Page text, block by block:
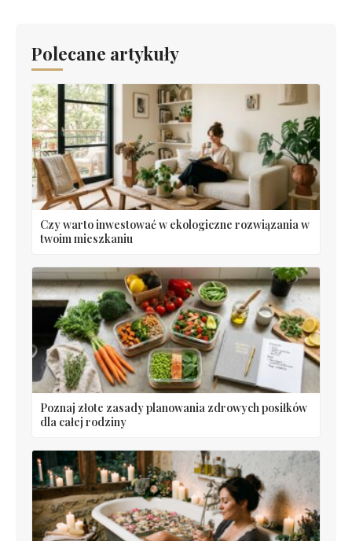
Polecane artykuły
Czy warto inwestować w ekologiczne rozwiązania w
twoim mieszkaniu
Poznaj złote zasady planowania zdrowych posiłków
dla całej rodziny